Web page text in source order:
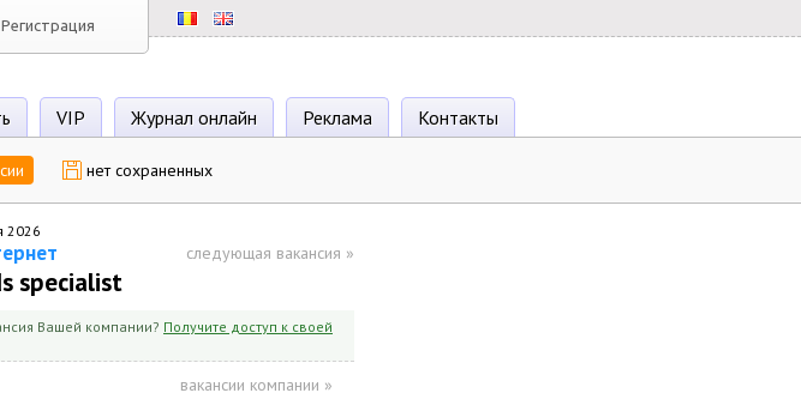
Регистрация
VIP Журнал онлайн Реклама Контакты
нет сохраненных
2026
следующая вакансия »
specialist
Вашей компании? Получите доступ к своей
вакансии компании »